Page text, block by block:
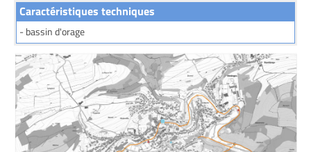
Caractéristiques techniques
- bassin d'orage